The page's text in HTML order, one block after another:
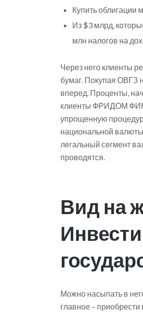
Купить облигации
Из $3 млрд,
млн налогов на
Через него клиенты
бумаг. Покупая ОВГЗ
вперед. Проценты,
клиенты ФРИДОМ
упрощенную
национальной
легальный сегмент
проводятся.
Вид на
Можно насыпать в
главное –